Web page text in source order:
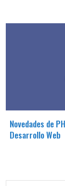
Novedades de
Desarrollo Web